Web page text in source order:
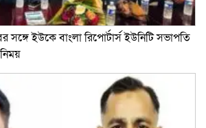
সঙ্গে ইউকে বাংলা রিপোর্টার্স ইউনিটি সভাপতি